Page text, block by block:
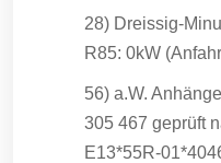
28) Dreissig-
R85: 0kW
56) a.W.
305 467 geprüft
E13*55R-